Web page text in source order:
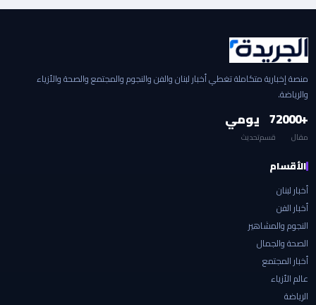
منصة إخبارية متكاملة تغطي أخبار لبنان والفن والنجوم والمجتمع والصحة والأزياء
والرياضة.
+2000
مقال
7
قسم
يومي
تحديث
الأقسام
أخبار لبنان
أخبار الفن
النجوم والمشاهير
الصحة والجمال
أخبار المجتمع
عالم الأزياء
الرياضة